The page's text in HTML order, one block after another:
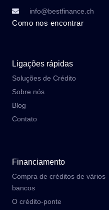
info@bestfinance.ch
Como nos encontrar
Ligações rápidas
Soluções de Crédito
Sobre nós
Blog
Contato
Financiamento
Compra de créditos de vàrios
bancos
O crédito-ponte